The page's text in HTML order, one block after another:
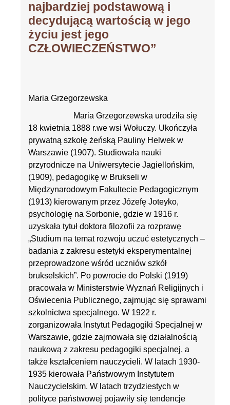
najbardziej podstawową i
decydującą wartością w jego
życiu jest jego
CZŁOWIECZEŃSTWO”
Maria Grzegorzewska
Maria Grzegorzewska urodziła się
18 kwietnia 1888 r.we wsi Wołuczy. Ukończyła
prywatną szkołę żeńską Pauliny Helwek w
Warszawie (1907). Studiowała nauki
przyrodnicze na Uniwersytecie Jagiellońskim,
(1909), pedagogikę w Brukseli w
Międzynarodowym Fakultecie Pedagogicznym
(1913) kierowanym przez Józefę Joteyko,
psychologię na Sorbonie, gdzie w 1916 r.
uzyskała tytuł doktora filozofii za rozprawę
„Studium na temat rozwoju uczuć estetycznych –
badania z zakresu estetyki eksperymentalnej
przeprowadzone wśród uczniów szkół
brukselskich”. Po powrocie do Polski (1919)
pracowała w Ministerstwie Wyznań Religijnych i
Oświecenia Publicznego, zajmując się sprawami
szkolnictwa specjalnego. W 1922 r.
zorganizowała Instytut Pedagogiki Specjalnej w
Warszawie, gdzie zajmowała się działalnością
naukową z zakresu pedagogiki specjalnej, a
także kształceniem nauczycieli. W latach 1930-
1935 kierowała Państwowym Instytutem
Nauczycielskim. W latach trzydziestych w
polityce państwowej pojawiły się tendencje